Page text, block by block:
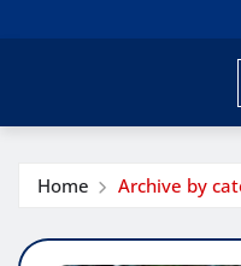
Home Archive by